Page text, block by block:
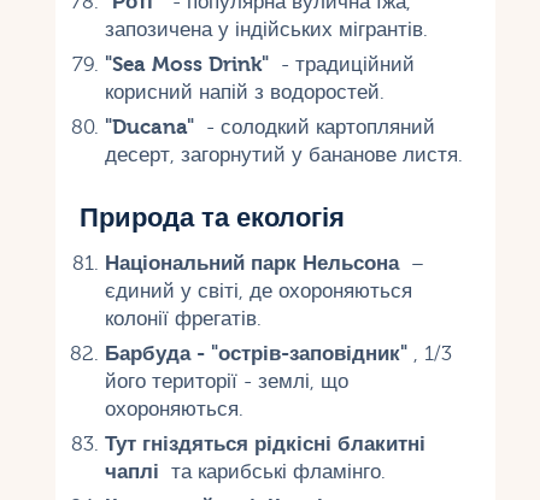
запозичена у індійських мігрантів.
"Sea Moss Drink"- традиційний
корисний напій з водоростей.
"Ducana"- солодкий картопляний
десерт, загорнутий у бананове листя.
Природа та екологія
Національний парк Нельсона–
єдиний у світі, де охороняються
колонії фрегатів.
Барбуда - "острів-заповідник", 1/3
його території - землі, що
охороняються.
Тут гніздяться рідкісні блакитні
чаплі та карибські фламінго.